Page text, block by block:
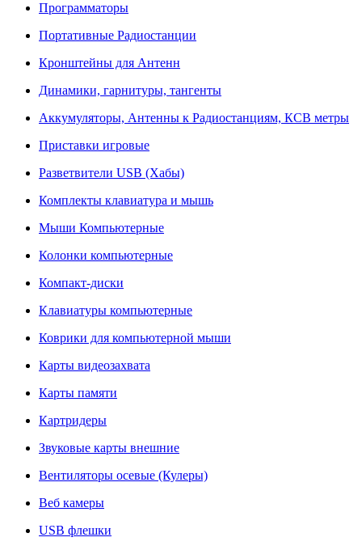
Программаторы
Портативные Радиостанции
Кронштейны для Антенн
Динамики, гарнитуры, тангенты
Аккумуляторы, Антенны к Радиостанциям, КСВ метры
Приставки игровые
Разветвители USB (Хабы)
Комплекты клавиатура и мышь
Мыши Компьютерные
Колонки компьютерные
Компакт-диски
Клавиатуры компьютерные
Коврики для компьютерной мыши
Карты видеозахвата
Карты памяти
Картридеры
Звуковые карты внешние
Вентиляторы осевые (Кулеры)
Веб камеры
USB флешки